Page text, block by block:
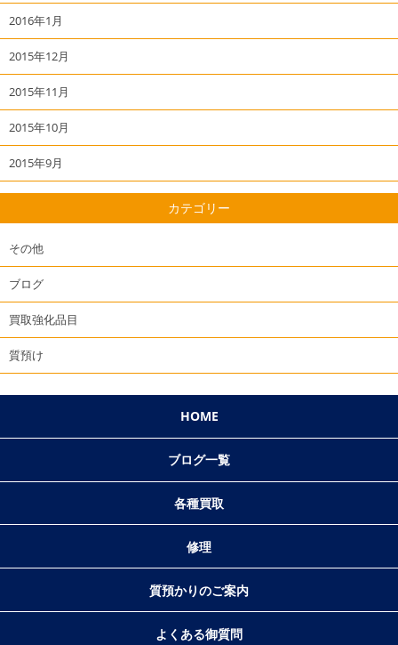
2016年1月
2015年12月
2015年11月
2015年10月
2015年9月
カテゴリー
その他
ブログ
買取強化品目
質預け
HOME
ブログ一覧
各種買取
修理
質預かりのご案内
よくある御質問